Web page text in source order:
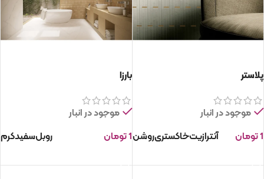
پلاستر
موجود در انبار
1تومان آنترازیتخاکستریروشن
بارزا
موجود در انبار
1تومان روبلسفیدکرم